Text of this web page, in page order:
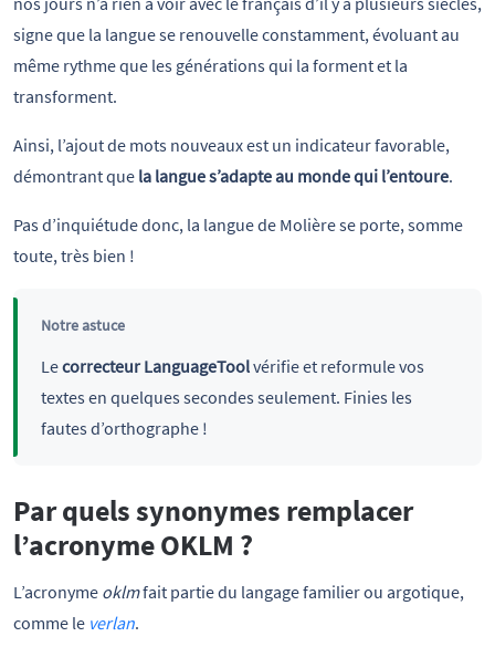
signe que la langue se renouvelle constamment, évoluant au
même rythme que les générations qui la forment et la
transforment.
Ainsi, l’ajout de mots nouveaux est un indicateur favorable,
démontrant que la langue s’adapte au monde qui l’entoure.
Pas d’inquiétude donc, la langue de Molière se porte, somme
toute, très bien !
Notre astuce
Lecorrecteur LanguageToolvérifie et reformule vos
textes en quelques secondes seulement. Finies les
fautes d’orthographe !
Par quels synonymes remplacer
l’acronyme OKLM ?
L’acronyme oklmfait partie du langage familier ou argotique,
comme le verlan.